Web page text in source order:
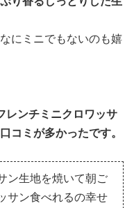
にミニでもないのも嬉
ンチミニクロワッサ
コミが多かったです。
ン生地を焼いて朝ご
サン食べれるの幸せ